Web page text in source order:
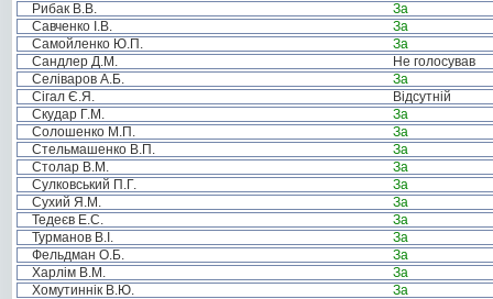
Рибак В.В.
За
Савченко І.В.
За
Самойленко Ю.П.
За
Сандлер Д.М.
Не голосував
Селіваров А.Б.
За
Сігал Є.Я.
Відсутній
Скудар Г.М.
За
Солошенко М.П.
За
Стельмашенко В.П.
За
Столар В.М.
За
Сулковський П.Г.
За
Сухий Я.М.
За
Тедеєв Е.С.
За
Турманов В.І.
За
Фельдман О.Б.
За
Харлім В.М.
За
Хомутиннік В.Ю.
За